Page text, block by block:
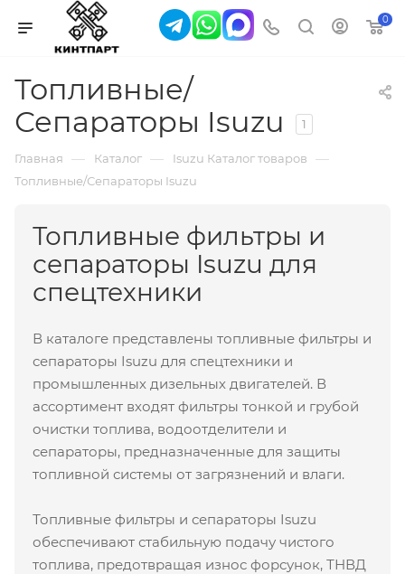
0
Топливные/
Сепараторы Isuzu
1
Главная — Каталог — Isuzu Каталог товаров —
Топливные/Сепараторы Isuzu
Топливные фильтры и
сепараторы Isuzu для
спецтехники
В каталоге представлены топливные фильтры и
сепараторы Isuzu для спецтехники и
промышленных дизельных двигателей. В
ассортимент входят фильтры тонкой и грубой
очистки топлива, водоотделители и
сепараторы, предназначенные для защиты
топливной системы от загрязнений и влаги.
Топливные фильтры и сепараторы Isuzu
обеспечивают стабильную подачу чистого
топлива, предотвращая износ форсунок, ТНВД